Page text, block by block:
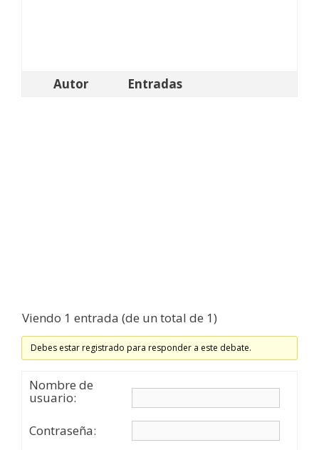
Autor Entradas
Viendo 1 entrada (de un total de 1)
Debes estar registrado para responder a este debate.
Nombre de
usuario:
Contraseña: